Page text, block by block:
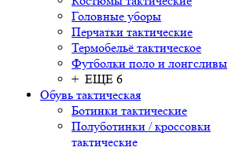
Головные уборы
Перчатки тактические
Термобельё тактическое
Футболки поло и лонгсливы
+ ЕЩЕ 6
Обувь тактическая
Ботинки тактические
Полуботинки / кроссовки
тактические